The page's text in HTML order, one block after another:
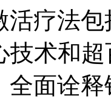
活疗法
技术和
全面诠